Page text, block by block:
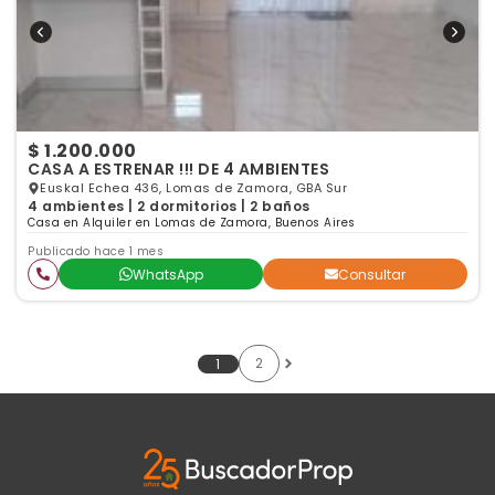
$ 1.200.000
CASA A ESTRENAR !!! DE 4 AMBIENTES
Euskal Echea 436, Lomas de Zamora, GBA Sur
4 ambientes | 2 dormitorios | 2 baños
Casa en Alquiler en Lomas de Zamora, Buenos Aires
Publicado hace 1 mes
WhatsApp Consultar
1 2